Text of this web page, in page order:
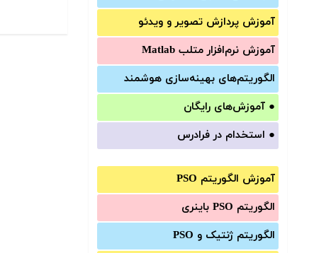
آموزش‌ پردازش تصویر و ویدئو
آموزش‌ نرم‌افزار متلب Matlab
الگوریتم‌های بهینه‌سازی هوشمند
● آموزش‌های رایگان
● استخدام در فرادرس
آموزش الگوریتم PSO
الگوریتم PSO باینری
الگوریتم ژنتیک و PSO